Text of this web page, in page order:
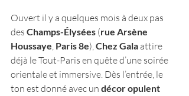
Ouvert il y a quelques mois à deux pas
des Champs-Élysées (rue Arsène
Houssaye, Paris 8e), Chez Gala attire
déjà le Tout-Paris en quête d’une soirée
orientale et immersive. Dès l’entrée, le
ton est donné avec un décor opulent